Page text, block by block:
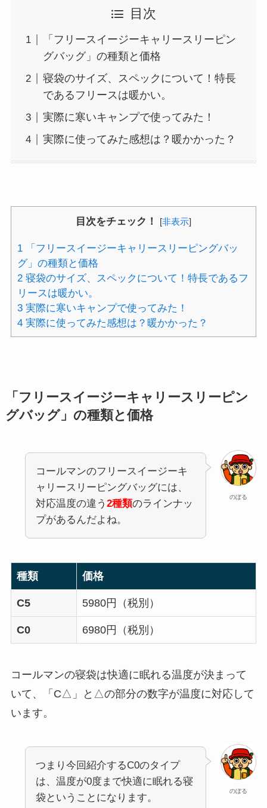
目次
「フリースイージーキャリースリーピン
グバッグ」の種類と価格
寝袋のサイズ、スペックについて！特長
であるフリースは暖かい。
実際に寒いキャンプで使ってみた！
実際に使ってみた感想は？暖かかった？
目次をチェック！ [非表示]
1「フリースイージーキャリースリーピングバッ
グ」の種類と価格
2寝袋のサイズ、スペックについて！特長であるフ
リースは暖かい。
3実際に寒いキャンプで使ってみた！
4実際に使ってみた感想は？暖かかった？
「フリースイージーキャリースリーピン
グバッグ」の種類と価格
のぼる
コールマンのフリースイージーキ
ャリースリーピングバッグには、
対応温度の違う 2種類のラインナッ
プがあるんだよね。
種類 価格
C5 5980円（税別）
C0 6980円（税別）
コールマンの寝袋は快適に眠れる温度が決まって
いて、「C△」と△の部分の数字が温度に対応して
います。
のぼる
つまり今回紹介するC0のタイプ
は、温度が0度まで快適に眠れる寝
袋ということになります。